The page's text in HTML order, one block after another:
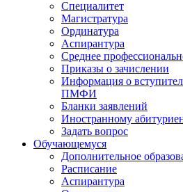
Специалитет
Магистратура
Ординатура
Аспирантура
Среднее
Приказы о зачислении
Информация о
ПМФИ
Бланки заявлений
Иностранному
Задать вопрос
Обучающемуся
Дополнительное
Расписание
Аспирантура